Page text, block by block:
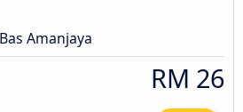
Amanjaya
RM 26